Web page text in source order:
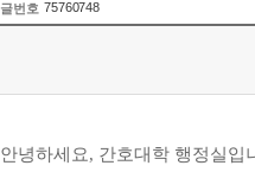
글번호 75760748
안녕하세요, 간호대학 행정실입